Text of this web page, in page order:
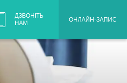
ДЗВОНІТЬ
НАМ
ОНЛАЙН-ЗАПИС